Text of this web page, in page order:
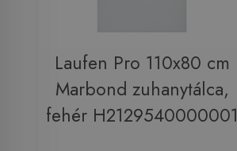
Laufen Pro 110x80 cm
Marbond zuhanytálca,
fehér H2129540000001